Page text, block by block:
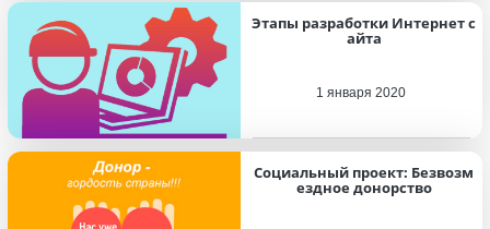
Этапы разработки Интернет с
айта
1 января 2020
Социальный проект: Безвозм
ездное донорство